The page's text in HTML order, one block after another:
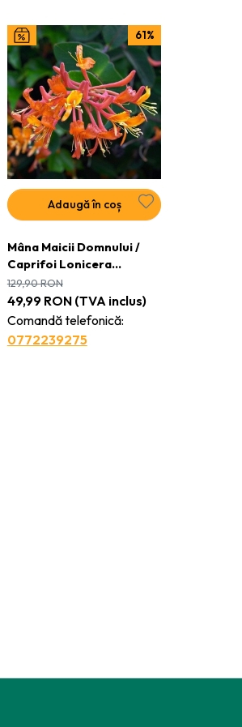
61%
Adaugă în coș
Mâna Maicii Domnului /
Caprifoi Lonicera
Mandarin – Ghiveci H 60
-70 cm
49,99 RON(TVA inclus)
Comandă telefonică:
0772239275
129,90RON